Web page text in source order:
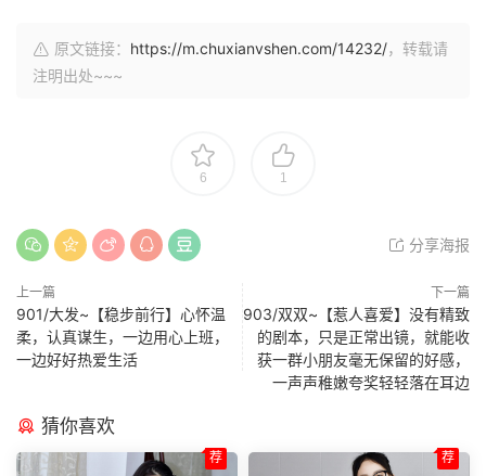
原文链接： https://m.chuxianvshen.com/14232/，转载请
注明出处~~~
6 1
分享海报
上一篇
901/大发~【稳步前行】心怀温
柔，认真谋生，一边用心上班，
一边好好热爱生活
下一篇
903/双双~【惹人喜爱】没有精致
的剧本，只是正常出镜，就能收
获一群小朋友毫无保留的好感，
一声声稚嫩夸奖轻轻落在耳边
猜你喜欢
荐 荐